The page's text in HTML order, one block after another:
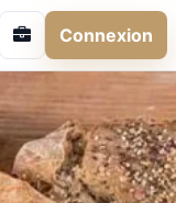
Connexion